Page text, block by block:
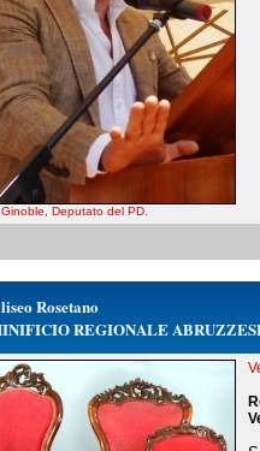
Deputato del PD.
Rosetano
REGIONALE